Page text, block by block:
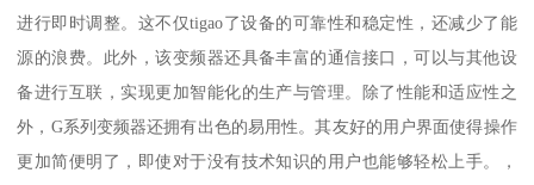
进行即时调整。这不仅tigao了设备的可靠性和稳定性，还减少了能
源的浪费。此外，该变频器还具备丰富的通信接口，可以与其他设
备进行互联，实现更加智能化的生产与管理。除了性能和适应性之
外，G系列变频器还拥有出色的易用性。其友好的用户界面使得操作
更加简便明了，即使对于没有技术知识的用户也能够轻松上手。，